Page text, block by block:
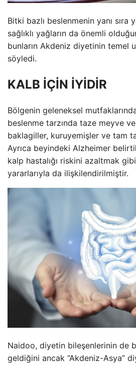
Bitki bazlı beslenmenin yanı sıra
sağlıklı yağların da önemli
bunların Akdeniz diyetinin temel
söyledi.
KALB İÇİN İYİDİR
Bölgenin geleneksel
beslenme tarzında taze meyve
baklagiller, kuruyemişler ve tam
Ayrıca beyindeki Alzheimer
kalp hastalığı riskini azaltmak
yararlarıyla da ilişkilendirilmiştir.
Naidoo, diyetin bileşenlerinin de
geldiğini ancak “Akdeniz-Asya”